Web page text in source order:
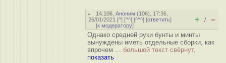
14.106 ,Аноним (106), 17:36,
26/01/2021 [^] [^^] [^^^] [ответить]
[к модератору]
+ / –
Однако средней руки бунты и минты
вынуждены иметь отдельные сборки, как
впрочем ... большой текст свёрнут,
показать